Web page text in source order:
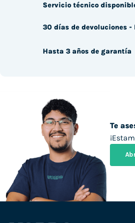
Te
Servicio técnico
30 días de devoluciones -
Hasta 3 años de garantía